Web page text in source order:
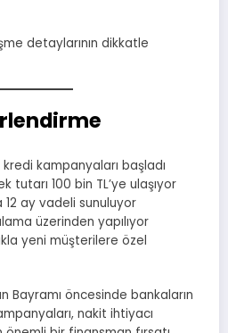
detaylarının dikkatle
kampanyaları başladı
tutarı 100 bin TL’ye ulaşıyor
ay vadeli sunuluyor
üzerinden yapılıyor
yeni müşterilere özel
Bayramı öncesinde bankaların
nakit ihtiyacı